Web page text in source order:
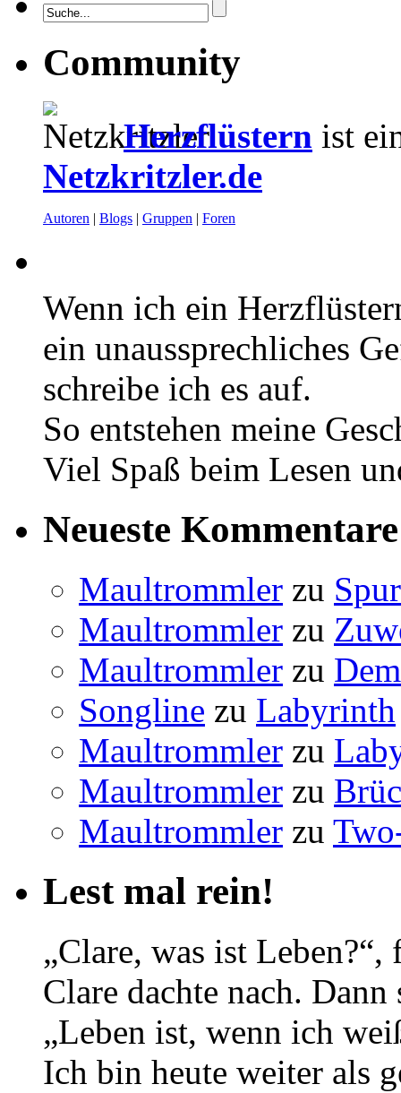
Community
Herzflüstern ist
Netzkritzler.de
Autoren | Blogs | Gruppen | Foren
Wenn ich ein
ein unaussprechliches
schreibe ich es auf.
So entstehen meine
Viel Spaß beim Lesen
Neueste Kommentare
Maultrommler zu
Maultrommler zu
Maultrommler zu
Songline zu Labyrinth
Maultrommler zu
Maultrommler zu
Maultrommler zu
Lest mal rein!
„Clare, was ist
Clare dachte nach. Dann
„Leben ist, wenn ich
Ich bin heute weiter als